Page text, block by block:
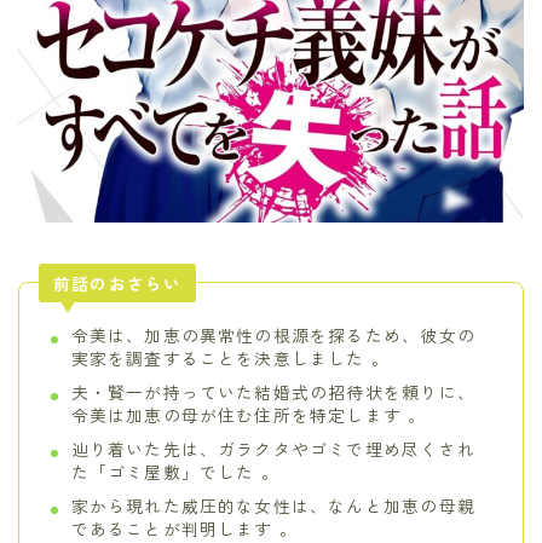
前話のおさらい
令美は、加恵の異常性の根源を探るため、彼女の
実家を調査することを決意しました 。
夫・賢一が持っていた結婚式の招待状を頼りに、
令美は加恵の母が住む住所を特定します 。
辿り着いた先は、ガラクタやゴミで埋め尽くされ
た「ゴミ屋敷」でした 。
家から現れた威圧的な女性は、なんと加恵の母親
であることが判明します 。